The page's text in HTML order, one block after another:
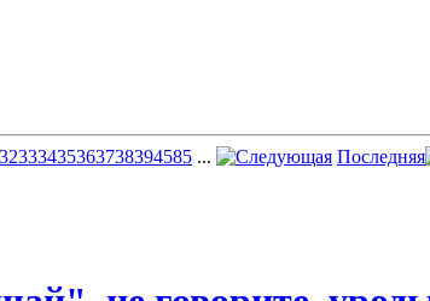
32333435363738394585 ... Последняя